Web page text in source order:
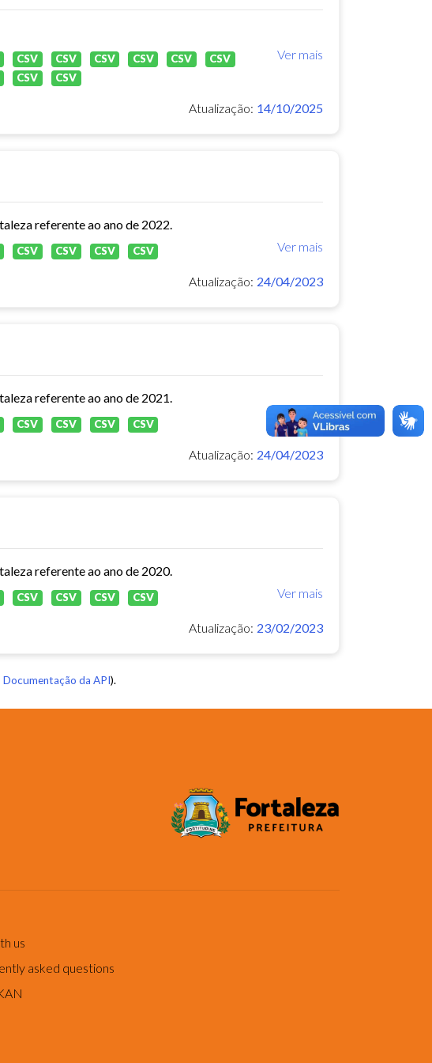
Ver mais
CSV CSV CSV CSV CSV
CSV
CSV CSV
Atualização: 14/10/2025
referente ao ano de 2022.
Ver mais
CSV CSV CSV CSV
Atualização: 24/04/2023
referente ao ano de 2021.
Ver mais
CSV CSV CSV CSV
Atualização: 24/04/2023
referente ao ano de 2020.
Ver mais
CSV CSV CSV CSV
Atualização: 23/02/2023
Documentação da API).
us
asked questions